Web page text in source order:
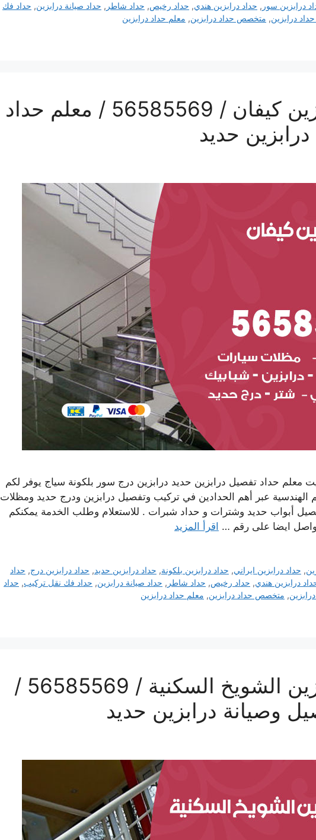
درابزين سور , حداد درابزين هندي, حداد رخيص, حداد شاطر , حداد صيانة درابزين, حداد فك
درابزين, متخصص حداد درابزين, معلم حداد درابزين
رقم حداد درابزين كيفان / 56585569 / معلم حداد
حديد
معلم حداد تفصيل درابزين حديد درابزين درج سور بلكونة سياج يوفر لكم
الهندسية عبر أهم الحدادين في تركيب وتفصيل درابزين ودرج حديد ومظلات
أبواب حديد وشترات و حداد شبرات . للاستعلام وطلب الخدمة يمكنكم
ايضا على رقم … اقرأ المزيد
, حداد درابزين ايراني, حداد درابزين بلكونة, حداد درابزين حديد, حداد درابزين درج, حداد
درابزين هندي, حداد رخيص, حداد شاطر , حداد صيانة درابزين, حداد فك نقل تركيب, حداد
, متخصص حداد درابزين, معلم حداد درابزين
رقم حداد درابزين الشويخ السكنية / 56585569 /
وصيانة درابزين حديد